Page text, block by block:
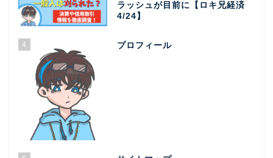
ラッシュが目前に【ロキ兄経済
4/24】
4 プロフィール